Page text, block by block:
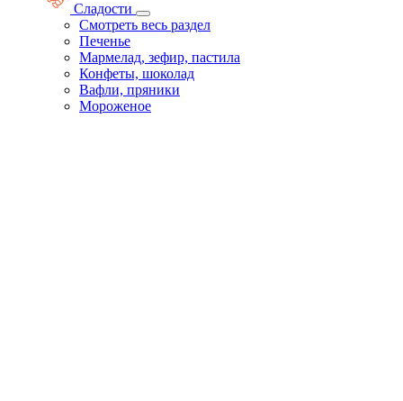
Сладости
Смотреть весь раздел
Печенье
Мармелад, зефир, пастила
Конфеты, шоколад
Вафли, пряники
Мороженое